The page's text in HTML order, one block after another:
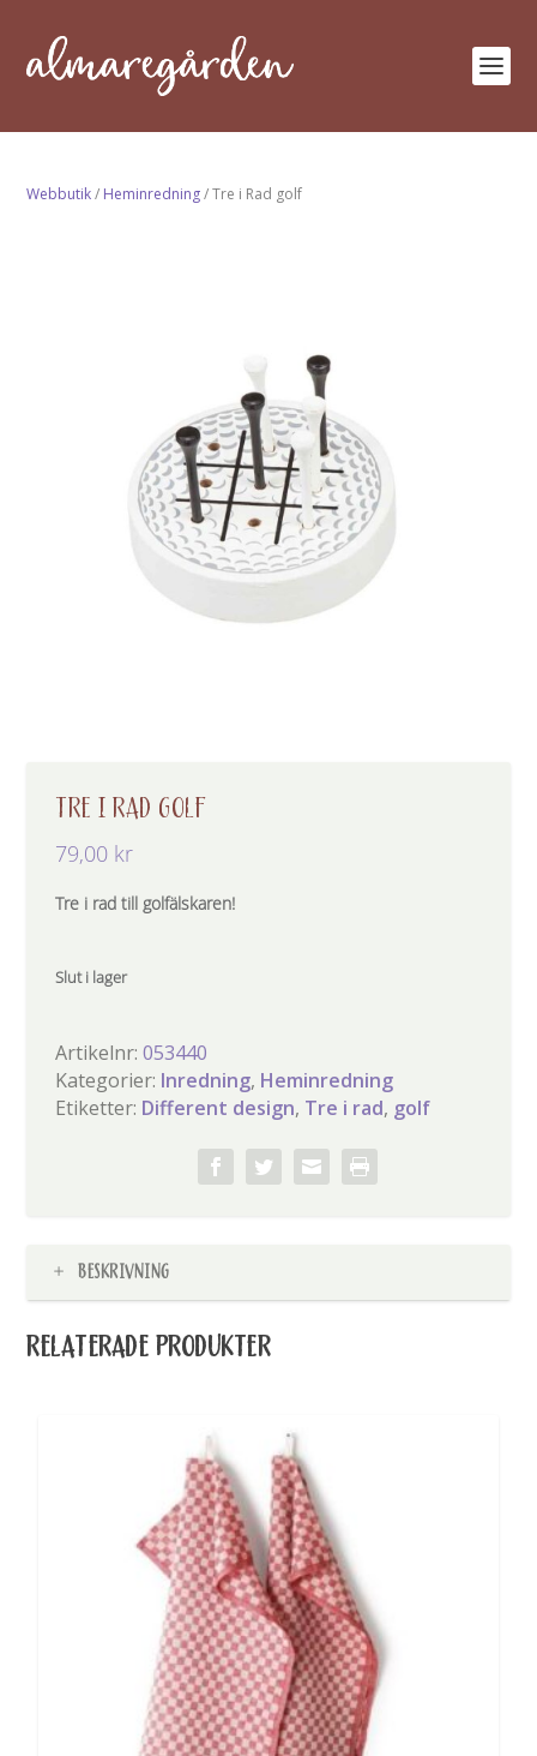
Webbutik/ Heminredning/ Tre i Rad golf
TRE I RAD GOLF
79,00 kr
Tre i rad till golfälskaren!
Slut i lager
Artikelnr:053440
Kategorier: Inredning, Heminredning
Etiketter: Different design, Tre i rad, golf
BESKRIVNING
RELATERADE PRODUKTER